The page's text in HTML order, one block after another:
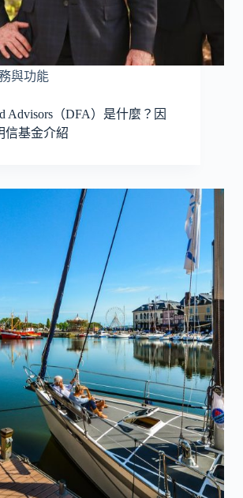
與功能
Advisors（DFA）是什麼？因
信基金介紹